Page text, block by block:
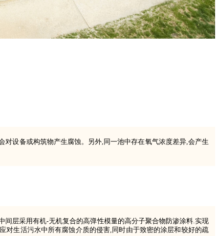
设备或构筑物产生腐蚀。另外,同一池中存在氧气浓度差异,会产生
层采用有机-无机复合的高弹性模量的高分子聚合物防渗涂料.实现
对生活污水中所有腐蚀介质的侵害,同时由于致密的涂层和较好的疏